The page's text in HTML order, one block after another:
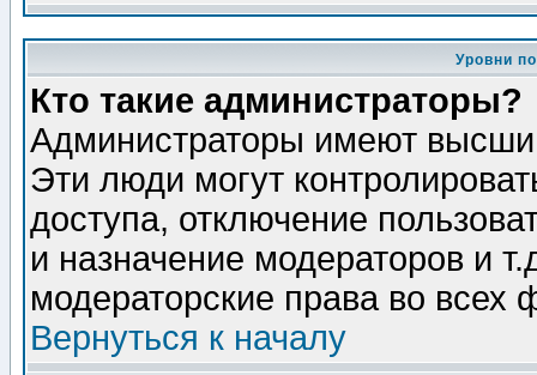
Уровни
Кто такие администраторы?
Администраторы имеют
Эти люди могут
доступа, отключение
и назначение модераторов и
модераторские права во всех
Вернуться к началу